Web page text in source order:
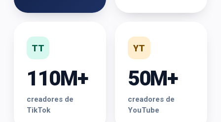
TT
110M+
creadores de
TikTok
YT
50M+
creadores de
YouTube